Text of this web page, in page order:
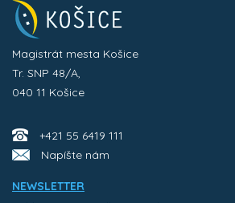
Magistrát mesta Košice
Tr. SNP 48/A,
040 11 Košice
+421 55 6419 111
Napíšte nám
NEWSLETTER